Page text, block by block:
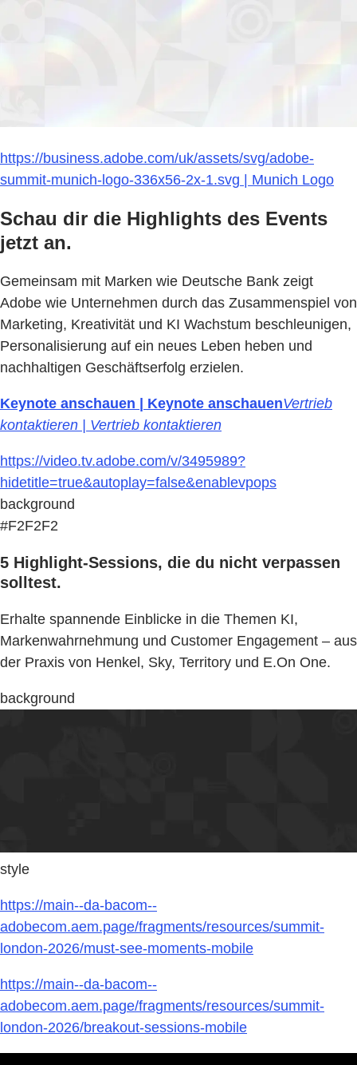
https://business.adobe.com/uk/assets/svg/adobe-
summit-munich-logo-336x56-2x-1.svg | Munich Logo
Schau dir die Highlights des Events
jetzt an.
Gemeinsam mit Marken wie Deutsche Bank zeigt
Adobe wie Unternehmen durch das Zusammenspiel von
Marketing, Kreativität und KI Wachstum beschleunigen,
Personalisierung auf ein neues Leben heben und
nachhaltigen Geschäftserfolg erzielen.
Keynote anschauen | Keynote anschauenVertrieb
kontaktieren | Vertrieb kontaktieren
https://video.tv.adobe.com/v/3495989?
hidetitle=true&autoplay=false&enablevpops
background
#F2F2F2
5 Highlight-Sessions, die du nicht verpassen
solltest.
Erhalte spannende Einblicke in die Themen KI,
Markenwahrnehmung und Customer Engagement – aus
der Praxis von Henkel, Sky, Territory und E.On One.
background
style
https://main--da-bacom--
adobecom.aem.page/fragments/resources/summit-
london-2026/must-see-moments-mobile
https://main--da-bacom--
adobecom.aem.page/fragments/resources/summit-
london-2026/breakout-sessions-mobile